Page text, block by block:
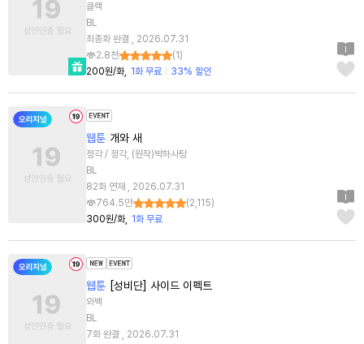
클랙
BL
최종화 완결 , 2026.07.31
2.8천
(1 )
200원/화
1화 무료 33% 할인
웹툰 개와 새
정각 / 정각, (원작)박하사탕
BL
82화 연재 , 2026.07.31
764.5만
(2,115)
300원/화
1화 무료
웹툰 [성비단] 사이드 이펙트
와백
BL
7화 완결 , 2026.07.31